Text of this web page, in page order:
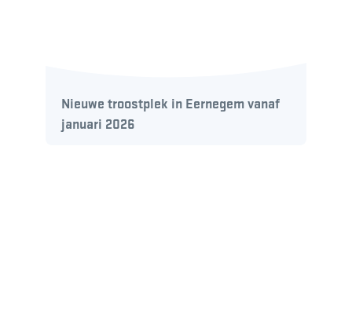
Nieuwe troostplek in Eernegem vanaf
januari 2026